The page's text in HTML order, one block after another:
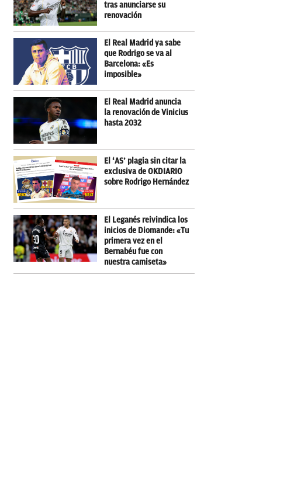
tras anunciarse su
renovación
El Real Madrid ya sabe
que Rodrigo se va al
Barcelona: «Es
imposible»
El Real Madrid anuncia
la renovación de Vinicius
hasta 2032
El ‘AS’ plagia sin citar la
exclusiva de OKDIARIO
sobre Rodrigo Hernández
El Leganés reivindica los
inicios de Diomande: «Tu
primera vez en el
Bernabéu fue con
nuestra camiseta»